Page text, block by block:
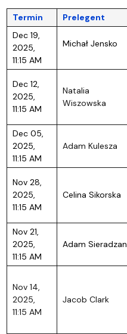
Termin Prelegent
Dec 19,
2025,
11:15 AM
Michał Jensko
Dec 12,
2025,
11:15 AM
Natalia
Wiszowska
Dec 05,
2025,
11:15 AM
Adam Kulesza
Nov 28,
2025,
11:15 AM
Celina Sikorska
Nov 21,
2025,
11:15 AM
Adam Sieradzan
Nov 14,
2025,
11:15 AM
Jacob Clark